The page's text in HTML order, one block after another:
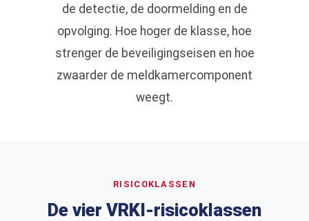
de detectie, de doormelding en de
opvolging. Hoe hoger de klasse, hoe
strenger de beveiligingseisen en hoe
zwaarder de meldkamercomponent
weegt.
RISICOKLASSEN
De vier VRKI-risicoklassen